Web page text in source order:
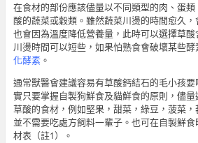
在食材的部份應該儘量以不同類型的肉、蛋
酸的蔬菜或穀類。雖然蔬菜川燙的時間愈久
也會因為溫度降低營養量，此時可以選擇草
川燙時間可以短些，如果怕熟食會破壞某些
化酵素。
通常獸醫會建議容易有草酸鈣結石的毛小孩
實只要掌握自製狗鮮食及貓鮮食的原則，儘
草酸的食材，例如堅果，甜菜，綠豆，菠菜，
並不需要吃處方飼料一輩子。也可在自製鮮
材表（註1）。